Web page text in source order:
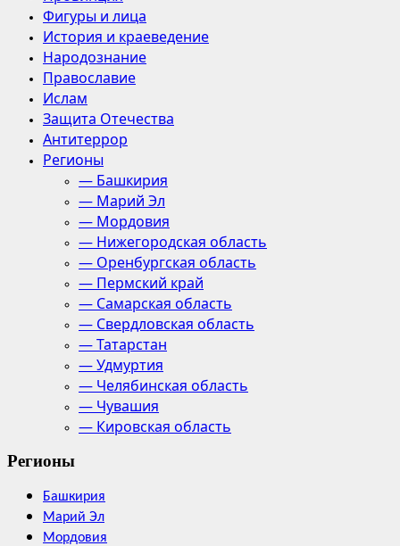
Фигуры и лица
История и краеведение
Народознание
Православие
Ислам
Защита Отечества
Антитеррор
Регионы
— Башкирия
— Марий Эл
— Мордовия
— Нижегородская область
— Оренбургская область
— Пермский край
— Самарская область
— Свердловская область
— Татарстан
— Удмуртия
— Челябинская область
— Чувашия
— Кировская область
Регионы
Башкирия
Марий Эл
Мордовия